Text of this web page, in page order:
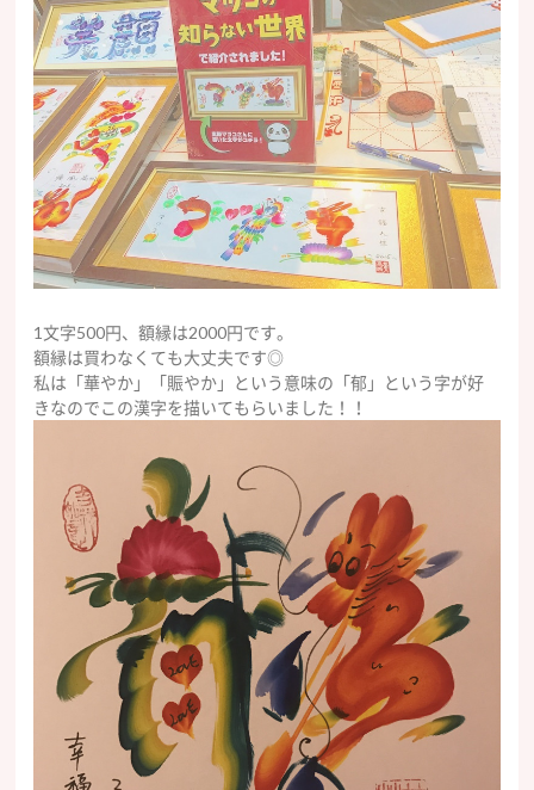
1文字500円、額縁は2000円です。
額縁は買わなくても大丈夫です◎
私は「華やか」「賑やか」という意味の「郁」という字が好
きなのでこの漢字を描いてもらいました！！